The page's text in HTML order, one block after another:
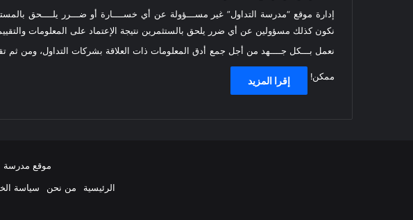
إدارة موقع “مدرسة التداول” غير مســـؤولة عن أي خســــارة أو ضـــرر يلــــحق
نكون كذلك مسؤولين عن أي ضرر يلحق بالستثمرين نتيجة الإعتماد على المعلومات
نعمل بـــكل جــــهد من أجل جمع أدق المعلومات ذات العلاقة بشركات التداول، ومن
ممكن! إقرا المزيد
موقع مدرسة
الرئيسية
من نحن سياسة